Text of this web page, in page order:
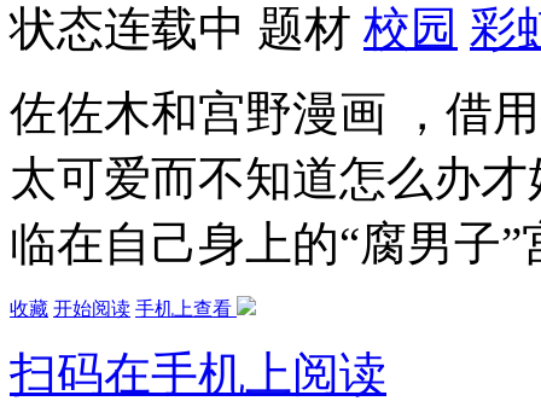
状态连载中 题材 校园 彩
佐佐木和宫野漫画 ，借
太可爱而不知道怎么办
临在自己身上的“腐男子
收藏 开始阅读 手机上查看
扫码在手机上阅读